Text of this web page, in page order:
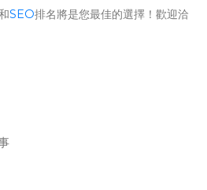
SEO排名將是您最佳的選擇！歡迎洽